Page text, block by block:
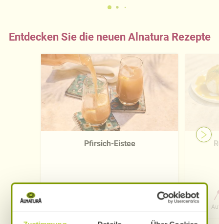
Entdecken Sie die neuen Alnatura Rezepte
Pfirsich-Eistee
0 Std. 15 Min.